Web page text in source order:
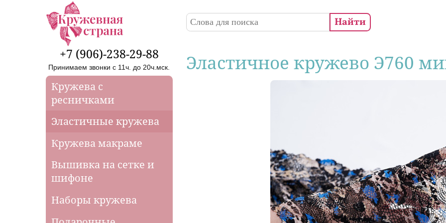
Перейти к основному содержанию
Форма поиска
Поиск
Эластичное кружево Э760
+7 (906)-238-29-88
Принимаем звонки с 11ч. до 20ч.мск.
Кружева с
ресничками
Эластичные кружева
Кружева макраме
Вышивка на сетке и
шифоне
Наборы кружева